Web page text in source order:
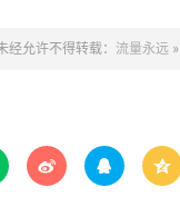
经允许不得转载： 流量永远 »
  